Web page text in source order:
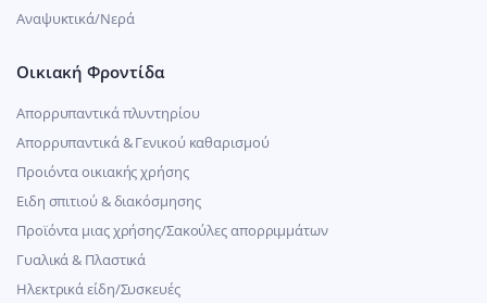
Αναψυκτικά/Νερά
Οικιακή Φροντίδα
Απορρυπαντικά πλυντηρίου
Απορρυπαντικά & Γενικού καθαρισμού
Προιόντα οικιακής χρήσης
Ειδη σπιτιού & διακόσμησης
Προϊόντα μιας χρήσης/Σακούλες απορριμμάτων
Γυαλικά & Πλαστικά
Ηλεκτρικά είδη/Συσκευές